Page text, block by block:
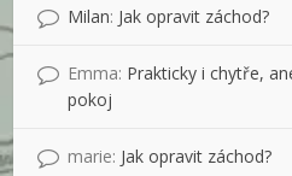
Milan: Jak opravit záchod?
Emma: Prakticky i chytře,
pokoj
marie: Jak opravit záchod?